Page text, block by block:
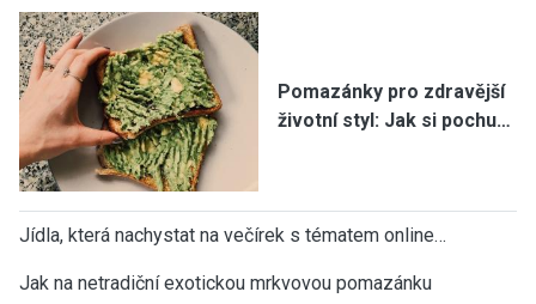
Pomazánky pro zdravější
životní styl: Jak si pochu…
Jídla, která nachystat na večírek s tématem online…
Jak na netradiční exotickou mrkvovou pomazánku